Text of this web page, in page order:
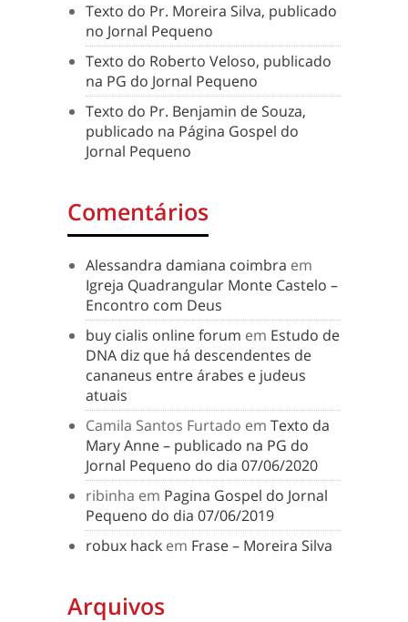
Texto do Pr. Moreira Silva, publicado
no Jornal Pequeno
Texto do Roberto Veloso, publicado
na PG do Jornal Pequeno
Texto do Pr. Benjamin de Souza,
publicado na Página Gospel do
Jornal Pequeno
Comentários
Alessandra damiana coimbra em
Igreja Quadrangular Monte Castelo –
Encontro com Deus
buy cialis online forum em Estudo de
DNA diz que há descendentes de
cananeus entre árabes e judeus
atuais
Camila Santos Furtado em Texto da
Mary Anne – publicado na PG do
Jornal Pequeno do dia 07/06/2020
ribinha em Pagina Gospel do Jornal
Pequeno do dia 07/06/2019
robux hack em Frase – Moreira Silva
Arquivos